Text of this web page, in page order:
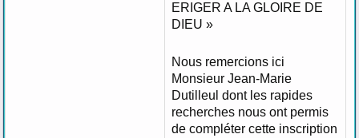
ERIGER A LA GLOIRE DE
DIEU »
Nous remercions ici
Monsieur Jean-Marie
Dutilleul dont les rapides
recherches nous ont permis
de compléter cette inscription